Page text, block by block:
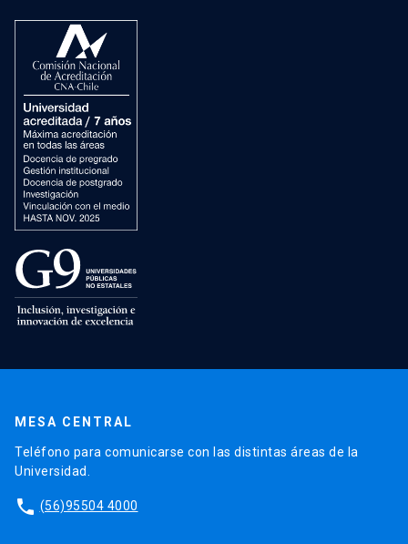
MESA CENTRAL
Teléfono para comunicarse con las distintas áreas de la
Universidad.
phone (56)95504 4000